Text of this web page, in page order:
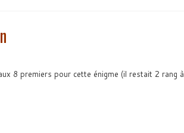
8 premiers pour cette énigme (il restait 2 rang à